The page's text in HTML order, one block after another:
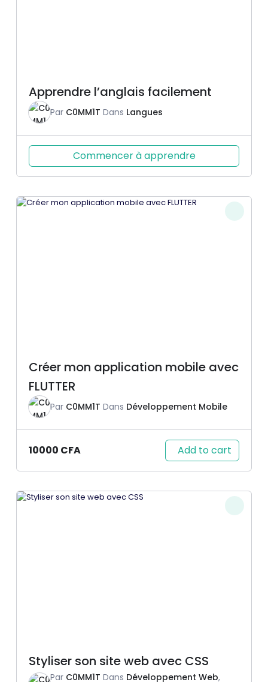
Apprendre l’anglais facilement
Par C0MM1T Dans Langues
Commencer à apprendre
Créer mon application mobile avec
FLUTTER
Par C0MM1T Dans Développement Mobile
10000 CFA Add to cart
Styliser son site web avec CSS
Par C0MM1T Dans Développement Web,